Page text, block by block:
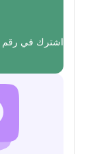
اشترك في رقم